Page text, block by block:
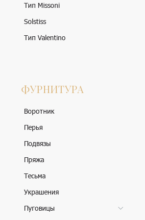
Тип Missoni
Solstiss
Тип Valentino
ФУРНИТУРА
Воротник
Перья
Подвязы
Пряжа
Тесьма
Украшения
Пуговицы